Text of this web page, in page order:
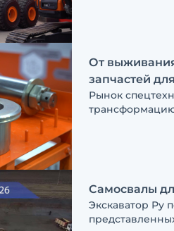
От
запчастей
Рынок
Самосвалы
Экскаватор Ру